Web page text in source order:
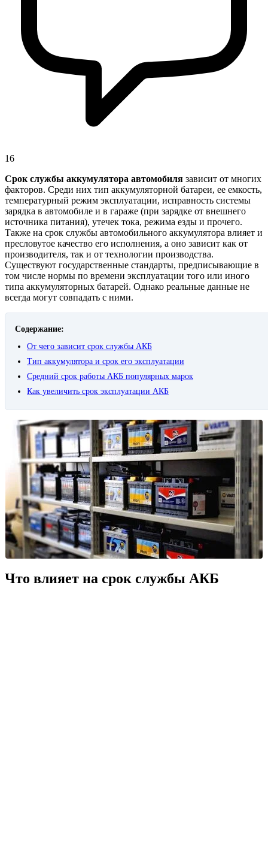
16
Срок службы аккумулятора автомобиля зависит от многих
факторов. Среди них тип аккумуляторной батареи, ее емкость,
температурный режим эксплуатации, исправность системы
зарядка в автомобиле и в гараже (при зарядке от внешнего
источника питания), утечек тока, режима езды и прочего.
Также на срок службы автомобильного аккумулятора влияет и
пресловутое качество его исполнения, а оно зависит как от
производителя, так и от технологии производства.
Существуют государственные стандарты, предписывающие в
том числе нормы по времени эксплуатации того или иного
типа аккумуляторных батарей. Однако реальные данные не
всегда могут совпадать с ними.
Содержание:
От чего зависит срок службы АКБ
Тип аккумулятора и срок его эксплуатации
Средний срок работы АКБ популярных марок
Как увеличить срок эксплуатации АКБ
Что влияет на срок службы АКБ